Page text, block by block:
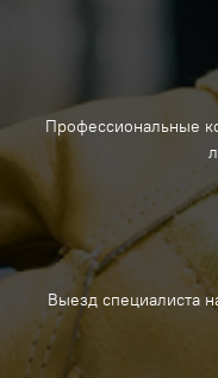
Профессиональные
Выезд специалиста